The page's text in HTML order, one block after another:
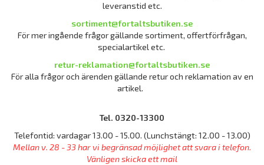
leveranstid etc.
sortiment@fortaltsbutiken.se
För mer ingående frågor gällande sortiment, offertförfrågan,
specialartikel etc.
retur-reklamation@fortaltsbutiken.se
För alla frågor och ärenden gällande retur och reklamation av en
artikel.
Tel. 0320-13300
Telefontid: vardagar 13.00 - 15.00. (Lunchstängt: 12.00 - 13.00)
Mellan v. 28 - 33 har vi begränsad möjlighet att svara i telefon.
Vänligen skicka ett mail